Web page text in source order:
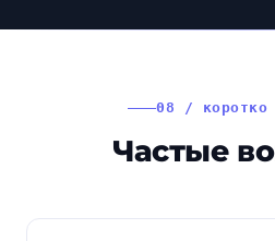
08 / коротко
Частые